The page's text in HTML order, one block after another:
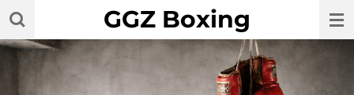
Ga
naar
hoofdinhoud
GGZ Boxing